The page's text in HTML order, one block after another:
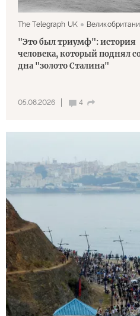
The Telegraph UK
"Это был триумф": история
человека, который поднял
дна "золото Сталина"
05.08.2026 4